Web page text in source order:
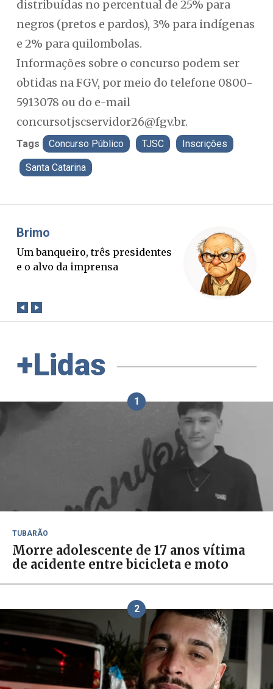
distribuídas no percentual de 25% para
negros (pretos e pardos), 3% para indígenas
e 2% para quilombolas.
Informações sobre o concurso podem ser
obtidas na FGV, por meio do telefone 0800-
5913078 ou do e-mail
concursotjscservidor26@fgv.br.
Tags Concurso Público TJSC Inscrições
Santa Catarina
Misael Elias
O Boato corre mais rápido que a
verdade. Mas quem paga a
+Lidas
1
TUBARÃO
Morre adolescente de 17 anos vítima
de acidente entre bicicleta e moto
2